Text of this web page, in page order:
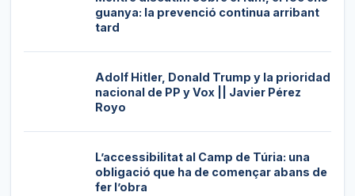
guanya: la prevenció continua arribant
tard
Adolf Hitler, Donald Trump y la prioridad
nacional de PP y Vox || Javier Pérez
Royo
L’accessibilitat al Camp de Túria: una
obligació que ha de començar abans de
fer l’obra